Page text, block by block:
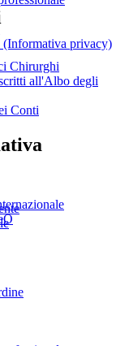
Chirurghi
all'Albo degli
Conti
(Informativa privacy)